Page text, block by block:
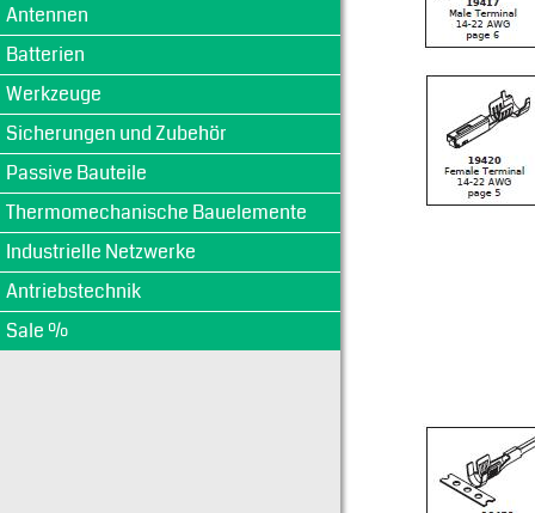
Antennen
Batterien
Werkzeuge
Sicherungen und Zubehör
Passive Bauteile
Thermomechanische Bauelemente
Industrielle Netzwerke
Antriebstechnik
Sale %